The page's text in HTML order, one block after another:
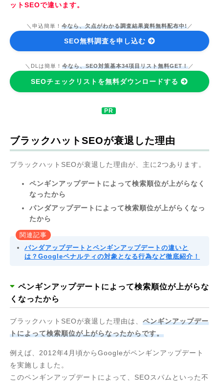
ットSEOで違います。
＼申込簡単！ 今なら、欠点がわかる調査結果資料無料配布中!／
SEO無料調査を申し込む
＼DLは簡単！ 今なら、SEO対策基本34項目リスト無料GET！ ／
SEOチェックリストを無料ダウンロードする
ブラックハットSEOが衰退した理由
ブラックハットSEOが衰退した理由が、主に2つあります。
ペンギンアップデートによって検索順位が上がらなく
なったから
パンダアップデートによって検索順位が上がらくなっ
たから
関連記事
パンダアップデートとペンギンアップデートの違いと
は？Googleペナルティの対象となる行為など徹底紹介！
ペンギンアップデートによって検索順位が上がらな
くなったから
ブラックハットSEOが衰退した理由は、 ペンギンアップデー
トによって検索順位が上がらなったからです。
例えば、2012年4月頃からGoogleがペンギンアップデート
を実施しました。
このペンギンアップデートによって、SEOスパムといった不